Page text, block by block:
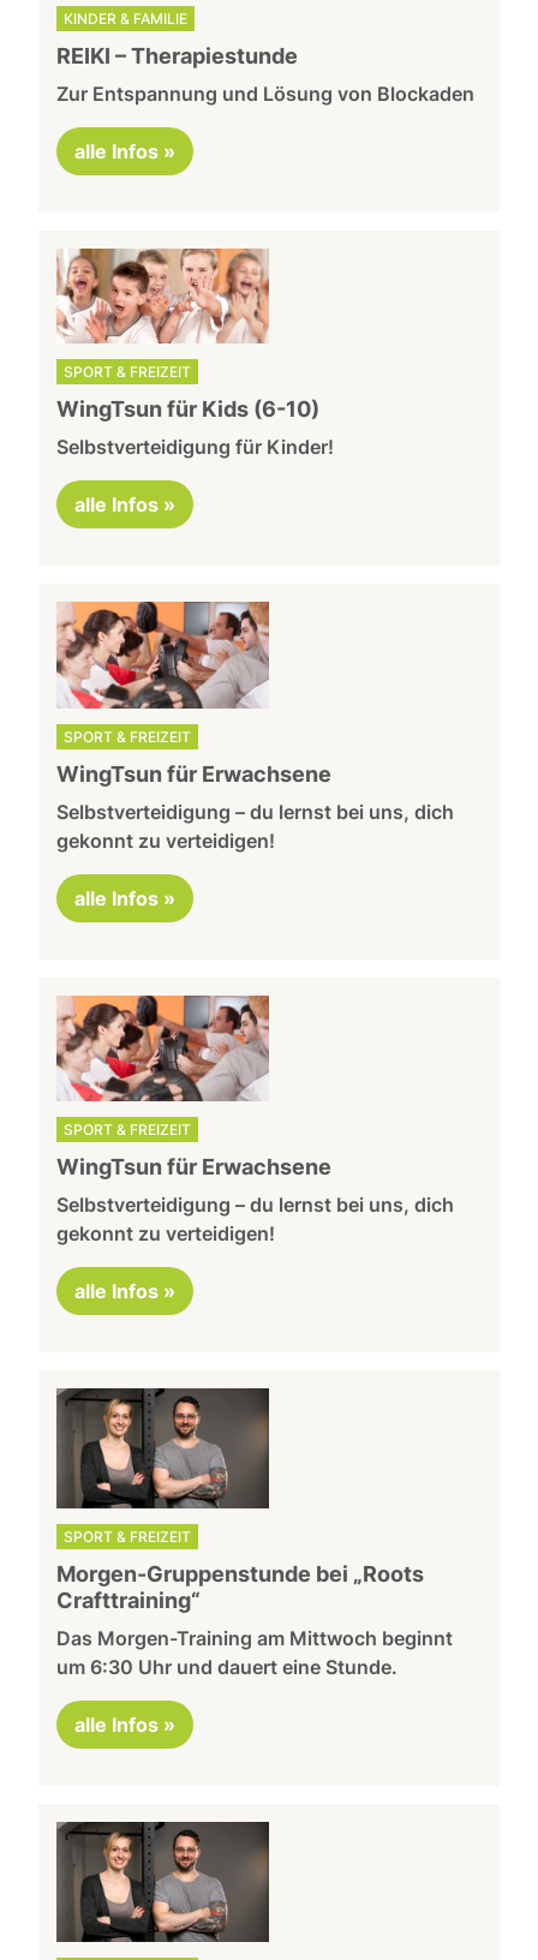
KINDER & FAMILIE
REIKI – Therapiestunde
Zur Entspannung und Lösung von Blockaden
alle Infos »
SPORT & FREIZEIT
WingTsun für Kids (6-10)
Selbstverteidigung für Kinder!
alle Infos »
SPORT & FREIZEIT
WingTsun für Erwachsene
Selbstverteidigung – du lernst bei uns, dich
gekonnt zu verteidigen!
alle Infos »
SPORT & FREIZEIT
WingTsun für Erwachsene
Selbstverteidigung – du lernst bei uns, dich
gekonnt zu verteidigen!
alle Infos »
SPORT & FREIZEIT
Morgen-Gruppenstunde bei „Roots
Crafttraining“
Das Morgen-Training am Mittwoch beginnt
um 6:30 Uhr und dauert eine Stunde.
alle Infos »